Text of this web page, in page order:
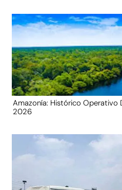
Amazonía: Histórico Operativo
2026